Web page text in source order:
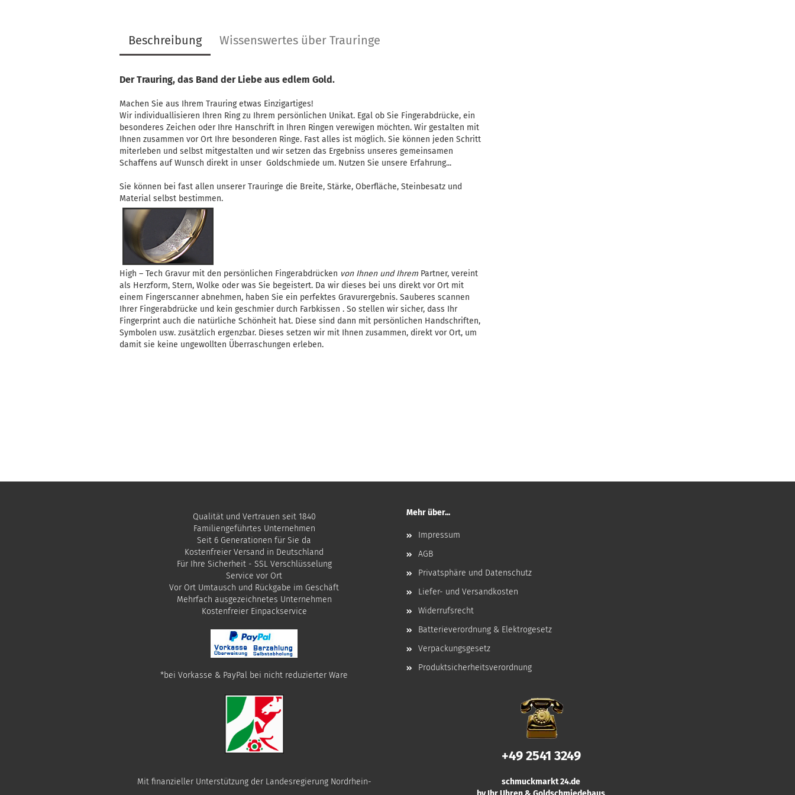
Beschreibung Wissenswertes über Trauringe
Der Trauring, das Band der Liebe aus edlem Gold.
Machen Sie aus Ihrem Trauring etwas Einzigartiges!
Wir individuallisieren Ihren Ring zu Ihrem persönlichen Unikat. Egal ob Sie Fingerabdrücke, ein
besonderes Zeichen oder Ihre Hanschrift in Ihren Ringen verewigen möchten. Wir gestalten mit
Ihnen zusammen vor Ort Ihre besonderen Ringe. Fast alles ist möglich. Sie können jeden Schritt
miterleben und selbst mitgestalten und wir setzen das Ergebniss unseres gemeinsamen
Schaffens auf Wunsch direkt in unser Goldschmiede um. Nutzen Sie unsere Erfahrung...
Sie können bei fast allen unserer Trauringe die Breite, Stärke, Oberfläche, Steinbesatz und
Material selbst bestimmen.
High – Tech Gravur mit den persönlichen Fingerabdrücken von Ihnen und Ihrem Partner, vereint
als Herzform, Stern, Wolke oder was Sie begeistert. Da wir dieses bei uns direkt vor Ort mit
einem Fingerscanner abnehmen, haben Sie ein perfektes Gravurergebnis. Sauberes scannen
Ihrer Fingerabdrücke und kein geschmier durch Farbkissen . So stellen wir sicher, dass Ihr
Fingerprint auch die natürliche Schönheit hat. Diese sind dann mit persönlichen Handschriften,
Symbolen usw. zusätzlich ergenzbar. Dieses setzen wir mit Ihnen zusammen, direkt vor Ort, um
damit sie keine ungewollten Überraschungen erleben.
Qualität und Vertrauen seit 1840
Familiengeführtes Unternehmen
Seit 6 Generationen für Sie da
Kostenfreier Versand in Deutschland
Für Ihre Sicherheit - SSL Verschlüsselung
Service vor Ort
Vor Ort Umtausch und Rückgabe im Geschäft
Mehrfach ausgezeichnetes Unternehmen
​Kostenfreier Einpackservice
*bei Vorkasse & PayPal bei nicht reduzierter Ware
Mehr über...
Impressum
AGB
Privatsphäre und Datenschutz
Liefer- und Versandkosten
Widerrufsrecht
Batterieverordnung & Elektrogesetz
Verpackungsgesetz
Produktsicherheitsverordnung
Mit finanzieller Unterstützung der Landesregierung Nordrhein-
+49 2541 3249
schmuckmarkt 24.de